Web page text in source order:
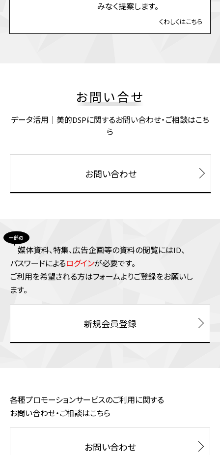
みなく提案します。
くわしくはこちら
お問い合せ
データ活用｜美的DSPに関するお問い合わせ・ご相談はこち
ら
お問い合わせ
媒体資料、特集、広告企画等の資料の閲覧にはID、
パスワードによるログインが必要です。
ご利⽤を希望される⽅はフォームよりご登録をお願いし
ます。
新規会員登録
各種プロモーションサービスのご利用に関する
お問い合わせ・ご相談はこちら
お問い合わせ